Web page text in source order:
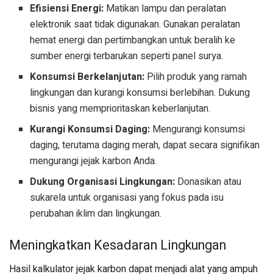
Efisiensi Energi: Matikan lampu dan peralatan
elektronik saat tidak digunakan. Gunakan peralatan
hemat energi dan pertimbangkan untuk beralih ke
sumber energi terbarukan seperti panel surya.
Konsumsi Berkelanjutan: Pilih produk yang ramah
lingkungan dan kurangi konsumsi berlebihan. Dukung
bisnis yang memprioritaskan keberlanjutan.
Kurangi Konsumsi Daging: Mengurangi konsumsi
daging, terutama daging merah, dapat secara signifikan
mengurangi jejak karbon Anda.
Dukung Organisasi Lingkungan: Donasikan atau
sukarela untuk organisasi yang fokus pada isu
perubahan iklim dan lingkungan.
Meningkatkan Kesadaran Lingkungan
Hasil kalkulator jejak karbon dapat menjadi alat yang ampuh